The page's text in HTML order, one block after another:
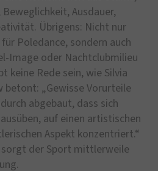
Ausdauer,
Übrigens: Nicht nur
Poledance, sondern auch
Image oder Nachtclubmilieu
keine Rede sein, wie Silvia
betont: „Gewisse Vorurteile
abgebaut, dass sich
auf einen artistischen
Aspekt konzentriert.“
der Sport mittlerweile